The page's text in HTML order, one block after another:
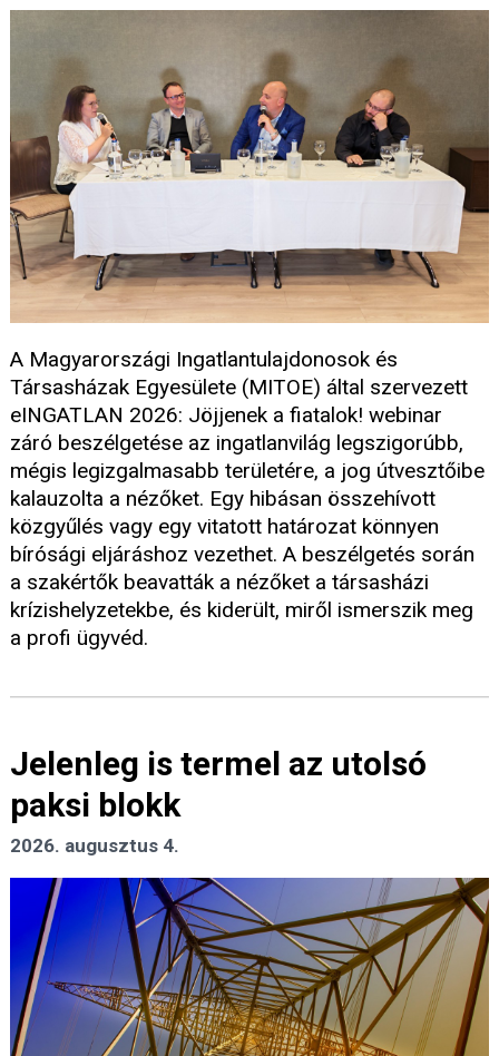
A Magyarországi Ingatlantulajdonosok és
Társasházak Egyesülete (MITOE) által szervezett
eINGATLAN 2026: Jöjjenek a fiatalok! webinar
záró beszélgetése az ingatlanvilág legszigorúbb,
mégis legizgalmasabb területére, a jog útvesztőibe
kalauzolta a nézőket. Egy hibásan összehívott
közgyűlés vagy egy vitatott határozat könnyen
bírósági eljáráshoz vezethet. A beszélgetés során
a szakértők beavatták a nézőket a társasházi
krízishelyzetekbe, és kiderült, miről ismerszik meg
a profi ügyvéd.
Jelenleg is termel az utolsó
paksi blokk
2026. augusztus 4.